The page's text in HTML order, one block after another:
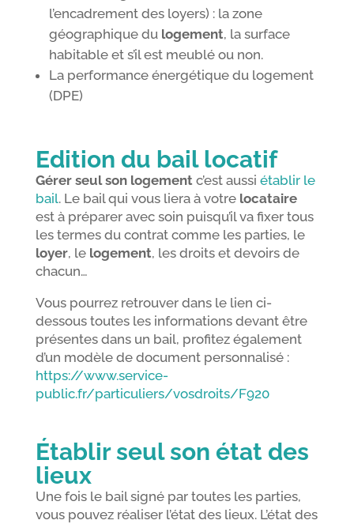
l’encadrement des loyers) : la zone
géographique du logement, la surface
habitable et s’il est meublé ou non.
La performance énergétique du logement
(DPE)
Edition du bail locatif
Gérer seul son logement c’est aussi établir le
bail. Le bail qui vous liera à votre locataire
est à préparer avec soin puisqu’il va fixer tous
les termes du contrat comme les parties, le
loyer, le logement, les droits et devoirs de
chacun…
Vous pourrez retrouver dans le lien ci-
dessous toutes les informations devant être
présentes dans un bail, profitez également
d’un modèle de document personnalisé :
https://www.service-
public.fr/particuliers/vosdroits/F920
Établir seul son état des
lieux
Une fois le bail signé par toutes les parties,
vous pouvez réaliser l’état des lieux. L’état des